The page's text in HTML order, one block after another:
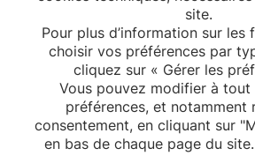
site.
Pour plus d’information sur les
choisir vos préférences par
cliquez sur « Gérer les
Vous pouvez modifier à tout
préférences, et notamment
consentement, en cliquant sur
en bas de chaque page du site.